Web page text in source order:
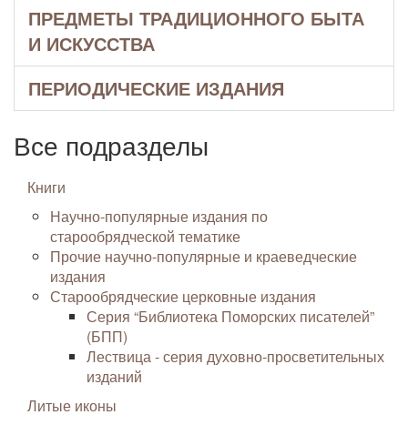
ПРЕДМЕТЫ ТРАДИЦИОННОГО БЫТА
И ИСКУССТВА
ПЕРИОДИЧЕСКИЕ ИЗДАНИЯ
Все подразделы
Книги
Научно-популярные издания по
старообрядческой тематике
Прочие научно-популярные и краеведческие
издания
Старообрядческие церковные издания
Серия “Библиотека Поморских писателей”
(БПП)
Лествица - серия духовно-просветительных
изданий
Литые иконы